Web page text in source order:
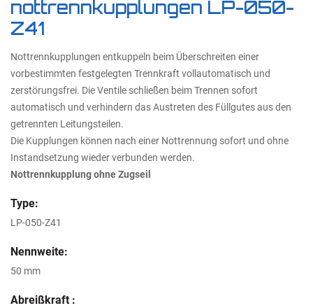
nottrennkupplungen LP-050-
Z41
Nottrennkupplungen entkuppeln beim Überschreiten einer
vorbestimmten festgelegten Trennkraft vollautomatisch und
zerstörungsfrei. Die Ventile schließen beim Trennen sofort
automatisch und verhindern das Austreten des Füllgutes aus den
getrennten Leitungsteilen.
Die Kupplungen können nach einer Nottrennung sofort und ohne
Instandsetzung wieder verbunden werden.
Nottrennkupplung ohne Zugseil
Type:
LP-050-Z41
Nennweite:
50 mm
Abreißkraft :